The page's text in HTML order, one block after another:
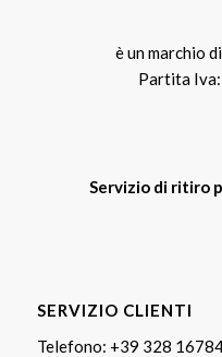
è un marchio
Partita
Servizio di ritiro
SERVIZIO CLIENTI
Telefono: +39 328